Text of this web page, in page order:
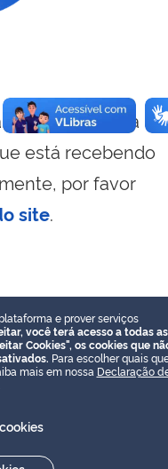
visualizar essa
está recebendo
por favor
site.
e prover serviços
você terá acesso a todas as
Cookies", os cookies que
Para escolher quais
mais em nossa Declaração